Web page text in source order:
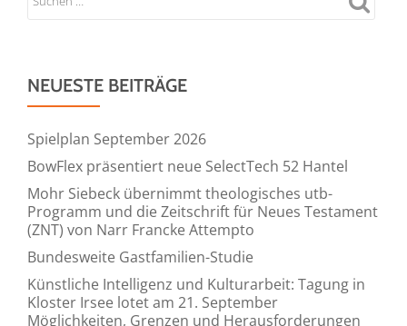
NEUESTE BEITRÄGE
Spielplan September 2026
BowFlex präsentiert neue SelectTech 52 Hantel
Mohr Siebeck übernimmt theologisches utb-
Programm und die Zeitschrift für Neues Testament
(ZNT) von Narr Francke Attempto
Bundesweite Gastfamilien-Studie
Künstliche Intelligenz und Kulturarbeit: Tagung in
Kloster Irsee lotet am 21. September
Möglichkeiten, Grenzen und Herausforderungen